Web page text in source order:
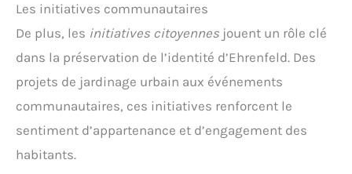
Les initiatives communautaires
De plus, les initiatives citoyennes jouent un rôle clé
dans la préservation de l’identité d’Ehrenfeld. Des
projets de jardinage urbain aux événements
communautaires, ces initiatives renforcent le
sentiment d’appartenance et d’engagement des
habitants.